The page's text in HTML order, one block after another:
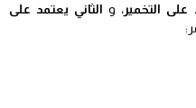
على التخمير، و الثاني يعتمد على